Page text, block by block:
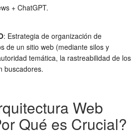
+ ChatGPT.
: Estrategia de organización de
de un sitio web (mediante silos y
temática, la rastreabilidad de los
buscadores.
Web
Qué es Crucial?